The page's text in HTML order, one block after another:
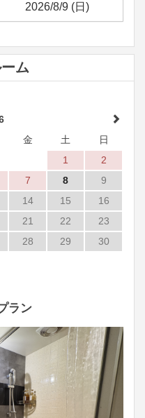
ム
金 土
日
1
2
7 8
9
14 15
16
21 22
23
28 29
30
ラン
Next